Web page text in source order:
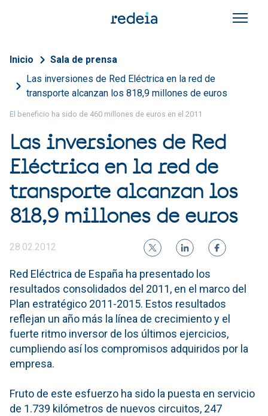
Sobrescribir enlaces de
Inicio
Sala de prensa
Las inversiones de Red Eléctrica en la red de
transporte alcanzan los 818,9 millones de euros
El beneficio ha sido de 460 millones de euros en el 2011
Las inversiones de Red
Eléctrica en la red de
transporte alcanzan los
818,9 millones de euros
28.02.2012
Red Eléctrica de España ha presentado los
resultados consolidados del 2011, en el marco del
Plan estratégico 2011-2015. Estos resultados
reflejan un año más la línea de crecimiento y el
fuerte ritmo inversor de los últimos ejercicios,
cumpliendo así los compromisos adquiridos por la
empresa.
Fruto de este esfuerzo ha sido la puesta en servicio
de 1.739 kilómetros de nuevos circuitos, 247